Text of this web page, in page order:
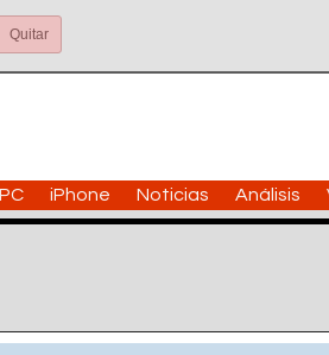
Quitar
PC iPhone Noticias Análisis